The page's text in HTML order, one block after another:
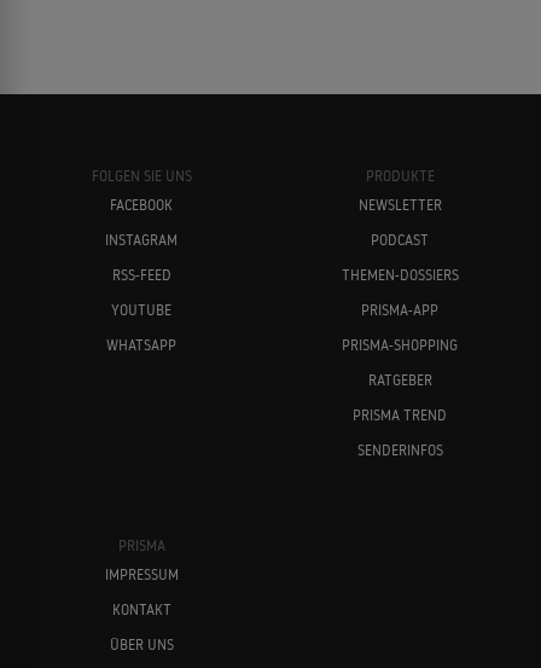
FOLGEN SIE UNS
FACEBOOK
INSTAGRAM
RSS-FEED
YOUTUBE
WHATSAPP
PRODUKTE
NEWSLETTER
PODCAST
THEMEN-DOSSIERS
PRISMA-APP
PRISMA-SHOPPING
RATGEBER
PRISMA TREND
SENDERINFOS
PRISMA
IMPRESSUM
KONTAKT
ÜBER UNS